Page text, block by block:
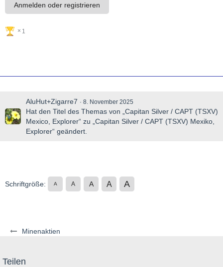
Minenaktien
Anmelden oder registrieren
1
AluHut+Zigarre7 8. November 2025
Hat den Titel des Themas von „Capitan Silver / CAPT (TSXV)
Mexico, Explorer“ zu „Capitan Silver / CAPT (TSXV) Mexiko,
Explorer“ geändert.
Schriftgröße: A A A A A
Teilen